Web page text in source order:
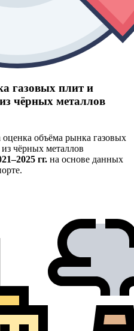
газовых плит и
чёрных металлов
объёма рынка газовых
чёрных металлов
гг. на основе данных